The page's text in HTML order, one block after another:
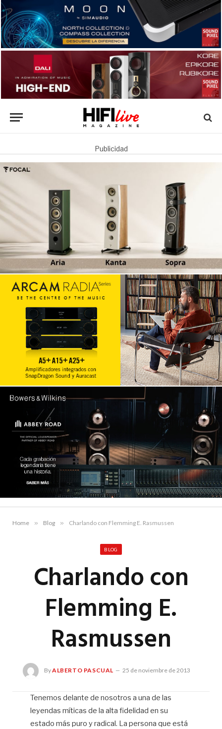
Publicidad
Home » Blog » Charlando con Flemming E. Rasmussen
BLOG
Charlando con
Flemming E.
Rasmussen
ByALBERTO PASCUAL 25 de noviembre de 2013
Tenemos delante de nosotros a una de las
leyendas míticas de la alta fidelidad en su
estado más puro y radical. La persona que está